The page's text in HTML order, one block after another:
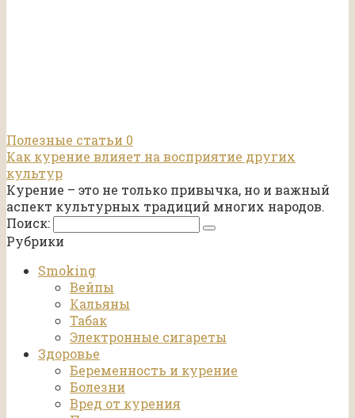
Полезные статьи 0
Как курение влияет на восприятие других
культур
Курение – это не только привычка, но и важный
аспект культурных традиций многих народов.
Поиск:
Рубрики
Smoking
Вейпы
Кальяны
Табак
Электронные сигареты
Здоровье
Беременность и курение
Болезни
Вред от курения